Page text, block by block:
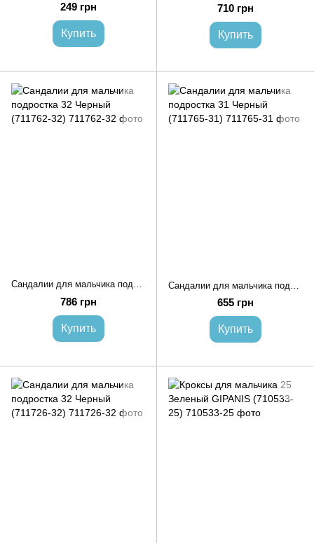
249 грн
Купить
710 грн
Купить
Сандалии для мальчика подростка 32 Черный (711762-32)
786 грн
Купить
655 грн
Купить